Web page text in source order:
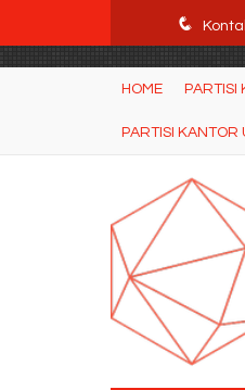
q
HOME PARTISI
PARTISI KANTOR